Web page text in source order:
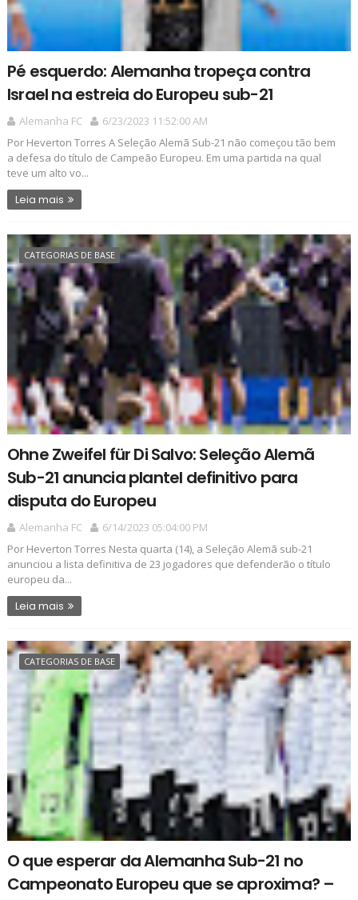
Pé esquerdo: Alemanha tropeça contra
Israel na estreia do Europeu sub-21
Alemanha FC
6/23/2023 11:52:00 AM
Por Heverton Torres A Seleção Alemã Sub-21 não começou tão bem
a defesa do título de Campeão Europeu. Em uma partida na qual
teve um alto vo...
Leia mais
CATEGORIAS DE BASE
Ohne Zweifel für Di Salvo: Seleção Alemã
Sub-21 anuncia plantel definitivo para
disputa do Europeu
Alemanha FC
6/14/2023 05:04:00 PM
Por Heverton Torres Nesta quarta (14), a Seleção Alemã sub-21
anunciou a lista definitiva de 23 jogadores que defenderão o título
europeu da...
Leia mais
CATEGORIAS DE BASE
O que esperar da Alemanha Sub-21 no
Campeonato Europeu que se aproxima? –